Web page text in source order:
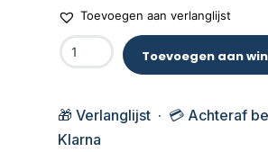
Toevoegen aan verlanglijst
Toevoegen aan
🎁 Verlanglijst · 💳 Achteraf
Klarna